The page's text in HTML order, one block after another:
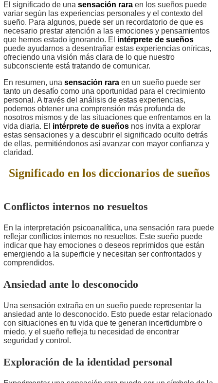
El significado de una sensación rara en los sueños puede
variar según las experiencias personales y el contexto del
sueño. Para algunos, puede ser un recordatorio de que es
necesario prestar atención a las emociones y pensamientos
que hemos estado ignorando. El intérprete de sueños
puede ayudarnos a desentrañar estas experiencias oníricas,
ofreciendo una visión más clara de lo que nuestro
subconsciente está tratando de comunicar.
En resumen, una sensación rara en un sueño puede ser
tanto un desafío como una oportunidad para el crecimiento
personal. A través del análisis de estas experiencias,
podemos obtener una comprensión más profunda de
nosotros mismos y de las situaciones que enfrentamos en la
vida diaria. El intérprete de sueños nos invita a explorar
estas sensaciones y a descubrir el significado oculto detrás
de ellas, permitiéndonos así avanzar con mayor confianza y
claridad.
Significado en los diccionarios de sueños
Conflictos internos no resueltos
En la interpretación psicoanalítica, una sensación rara puede
reflejar conflictos internos no resueltos. Este sueño puede
indicar que hay emociones o deseos reprimidos que están
emergiendo a la superficie y necesitan ser confrontados y
comprendidos.
Ansiedad ante lo desconocido
Una sensación extraña en un sueño puede representar la
ansiedad ante lo desconocido. Esto puede estar relacionado
con situaciones en tu vida que te generan incertidumbre o
miedo, y el sueño refleja tu necesidad de encontrar
seguridad y control.
Exploración de la identidad personal